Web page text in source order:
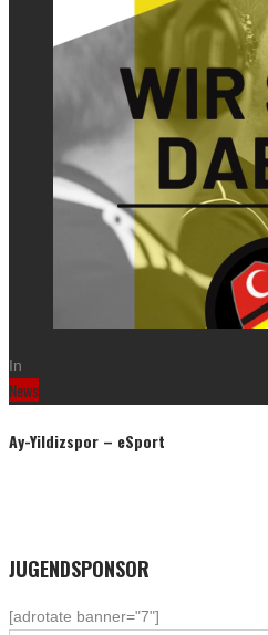
In
News
Ay-Yildizspor – eSport
JUGENDSPONSOR
[adrotate banner="7"]